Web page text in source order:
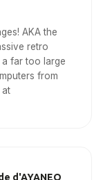
AKA the
retro
far too large
from
at
d'AYANEO